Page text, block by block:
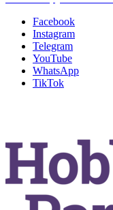
Facebook
Instagram
Telegram
YouTube
WhatsApp
TikTok